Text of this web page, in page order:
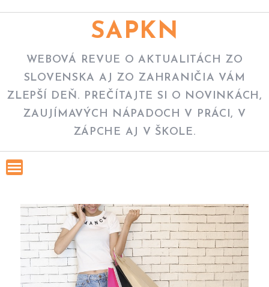
SAPKN
WEBOVÁ REVUE O AKTUALITÁCH ZO
SLOVENSKA AJ ZO ZAHRANIČIA VÁM
ZLEPŠÍ DEŇ. PREČÍTAJTE SI O NOVINKÁCH,
ZAUJÍMAVÝCH NÁPADOCH V PRÁCI, V
ZÁPCHE AJ V ŠKOLE.